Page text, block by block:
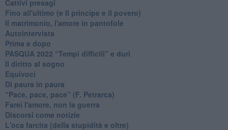
Cattivi presagi
Fino all'ultimo (e Il principe e il povero)
Il matrimonio, l'amore in pantofole
Autointervista
Prima e dopo
​PASQUA 2022 “Tempi difficili” e duri
Il diritto al sogno
Equivoci
Di paura in paura
​“Pace, pace, pace” (F. Petrarca)
Farei l'amore, non la guerra
Discorsi come notizie
L'oca farcita (della stupidità e oltre)